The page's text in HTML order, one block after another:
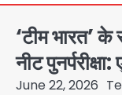
‘टीम भारत’
नीट
June 22, 2026